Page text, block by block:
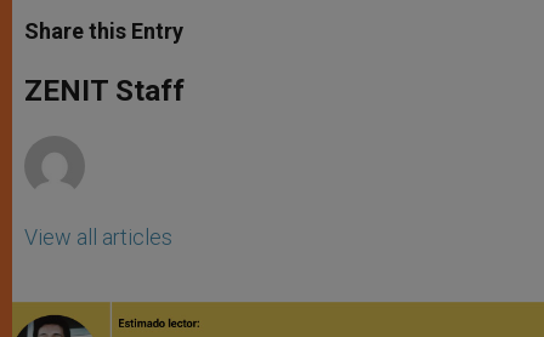
t
s
p
p
s
e
g
e
e
b
o
k
Share this Entry
ZENIT Staff
View all articles